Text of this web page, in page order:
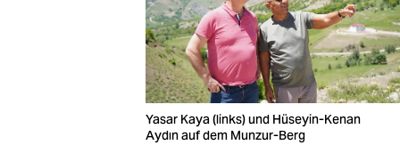
Yasar Kaya (links) und Hüseyin-Kenan
Aydın auf dem Munzur-Berg